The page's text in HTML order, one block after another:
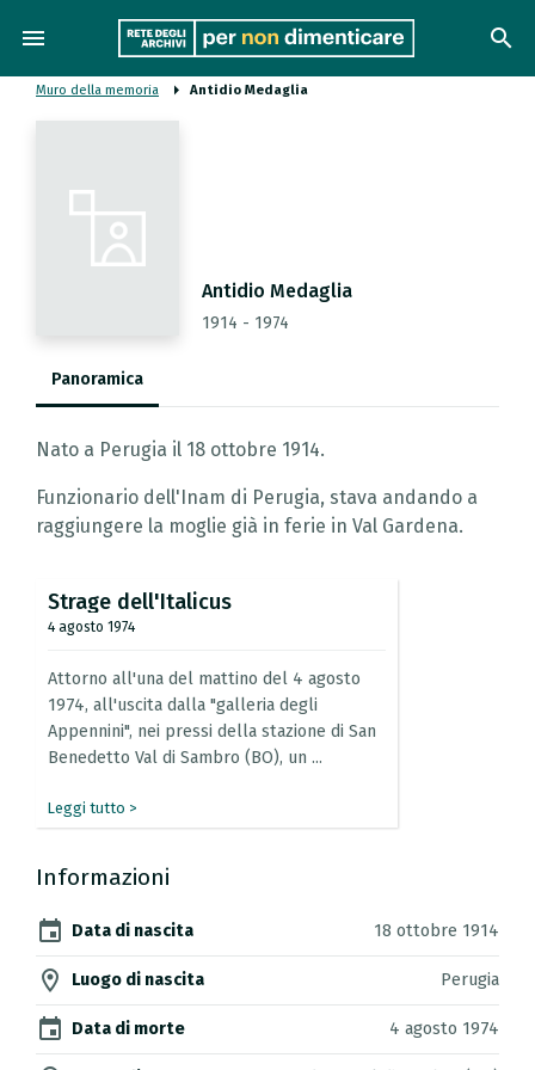
menu search
Muro della memoria Antidio Medaglia
Antidio Medaglia
1914 - 1974
Panoramica
Nato a Perugia il 18 ottobre 1914.
Funzionario dell'Inam di Perugia, stava andando a
raggiungere la moglie già in ferie in Val Gardena.
Strage dell'Italicus
4 agosto 1974
Attorno all'una del mattino del 4 agosto
1974, all'uscita dalla "galleria degli
Appennini", nei pressi della stazione di San
Benedetto Val di Sambro (BO), un ...
Leggi tutto >
Informazioni
event Data di nascita 18 ottobre 1914
location_on Luogo di nascita Perugia
event Data di morte 4 agosto 1974